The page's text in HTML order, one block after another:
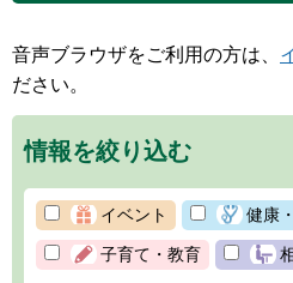
音声ブラウザをご利用の方は、
ださい。
情報を絞り込む
イベント 健康
子育て・教育